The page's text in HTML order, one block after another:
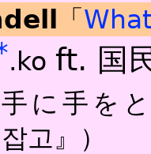
「
.ko ft. 国
手に手を
고』）